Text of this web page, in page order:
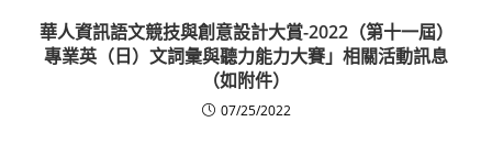
華人資訊語文競技與創意設計大賞-2022（第十一屆）
專業英（日）文詞彙與聽力能力大賽」相關活動訊息
（如附件）
07/25/2022